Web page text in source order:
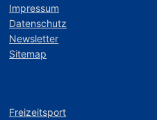
Impressum
Datenschutz
Newsletter
Sitemap
Freizeitsport